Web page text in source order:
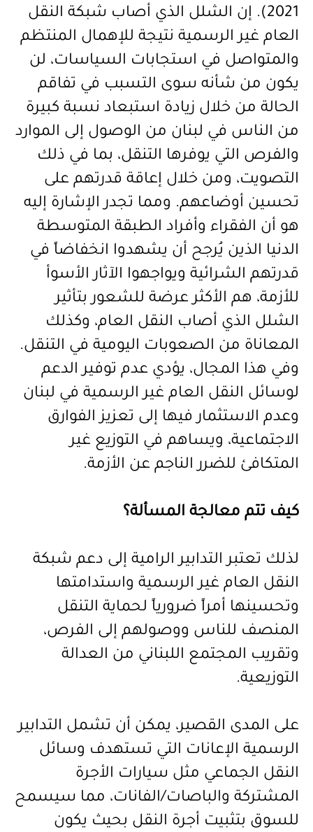
2021). إن الشلل الذي أصاب شبكة النقل
العام غير الرسمية نتيجة للإهمال المنتظم
والمتواصل في استجابات السياسات، لن
يكون من شأنه سوى التسبب في تفاقم
الحالة من خلال زيادة استبعاد نسبة كبيرة
من الناس في لبنان من الوصول إلى الموارد
والفرص التي يوفرها التنقل، بما في ذلك
التصويت، ومن خلال إعاقة قدرتهم على
تحسين أوضاعهم. ومما تجدر الإشارة إليه
هو أن الفقراء وأفراد الطبقة المتوسطة
الدنيا الذين يُرجح أن يشهدوا انخفاضاً في
قدرتهم الشرائية ويواجهوا الآثار الأسوأ
للأزمة، هم الأكثر عرضة للشعور بتأثير
الشلل الذي أصاب النقل العام، وكذلك
المعاناة من الصعوبات اليومية في التنقل.
وفي هذا المجال، يؤدي عدم توفير الدعم
لوسائل النقل العام غير الرسمية في لبنان
وعدم الاستثمار فيها إلى تعزيز الفوارق
الاجتماعية، ويساهم في التوزيع غير
المتكافئ للضرر الناجم عن الأزمة.
كيف تتم معالجة المسألة؟
لذلك تعتبر التدابير الرامية إلى دعم شبكة
النقل العام غير الرسمية واستدامتها
وتحسينها أمراً ضرورياً لحماية التنقل
المنصف للناس ووصولهم إلى الفرص،
وتقريب المجتمع اللبناني من العدالة
التوزيعية.
على المدى القصير، يمكن أن تشمل التدابير
الرسمية الإعانات التي تستهدف وسائل
النقل الجماعي مثل سيارات الأجرة
المشتركة والباصات/الفانات، مما سيسمح
للسوق بتثبيت أجرة النقل بحيث يكون